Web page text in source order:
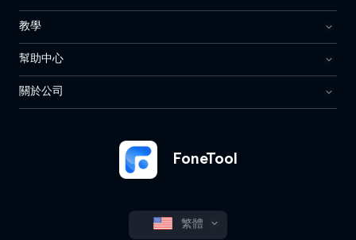
FoneTool
繁體
教學
幫助中心
關於公司